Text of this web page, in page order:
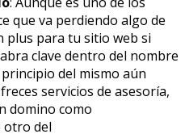
que va perdiendo algo de
plus para tu sitio web si
clave dentro del nombre
del mismo aún
servicios de asesoría,
domino como
otro del